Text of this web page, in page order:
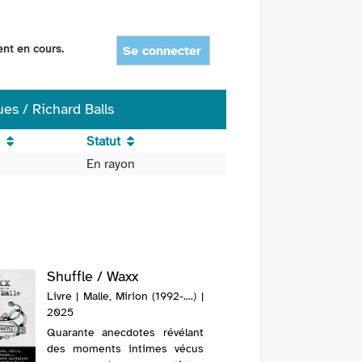
en cours. Se connecter
/ Richard Balls
Statut
En rayon
Shuffle / Waxx
Livre | Malle, Mirion (1992-....) |
2025
Quarante anecdotes révélant
des moments intimes vécus